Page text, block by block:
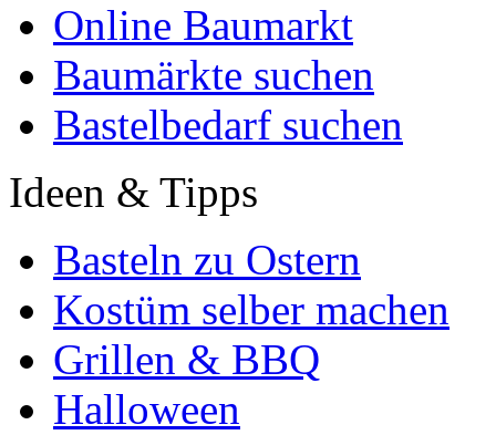
Online Baumarkt
Baumärkte suchen
Bastelbedarf suchen
Ideen & Tipps
Basteln zu Ostern
Kostüm selber machen
Grillen & BBQ
Halloween